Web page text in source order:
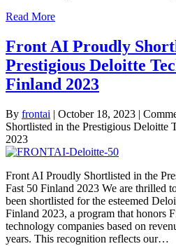
Read More
Front AI Proudly
Prestigious Deloitte
Finland 2023
By frontai | October 18, 2023 |
Shortlisted in the Prestigious Deloitte
2023
Front AI Proudly Shortlisted in the
Fast 50 Finland 2023 We are thrilled
been shortlisted for the esteemed
Finland 2023, a program that honors
technology companies based on
years. This recognition reflects our…